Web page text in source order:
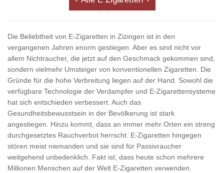
Die Beliebtheit von E-Zigaretten in Zizingen ist in den
vergangenen Jahren enorm gestiegen. Aber es sind nicht vor
allem Nichtraucher, die jetzt auf den Geschmack gekommen sind,
sondern vielmehr Umsteiger von konventionellen Zigaretten. Die
Gründe für die hohe Verbreitung liegen auf der Hand. Sowohl die
verfügbare Technologie der Verdampfer und E-Zigarettensysteme
hat sich entschieden verbessert. Auch das
Gesundheitsbewusstsein in der Bevölkerung ist stark
angestiegen. Hinzu kommt, dass an immer mehr Orten ein streng
durchgesetztes Rauchverbot herrscht. E-Zigaretten hingegen
stören meist niemanden und sie sind für Passivraucher
weitgehend unbedenklich. Fakt ist, dass heute schon mehrere
Millionen Menschen auf der Welt E-Zigaretten verwenden.